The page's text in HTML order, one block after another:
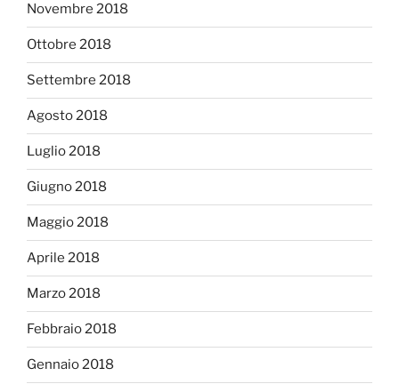
Novembre 2018
Ottobre 2018
Settembre 2018
Agosto 2018
Luglio 2018
Giugno 2018
Maggio 2018
Aprile 2018
Marzo 2018
Febbraio 2018
Gennaio 2018